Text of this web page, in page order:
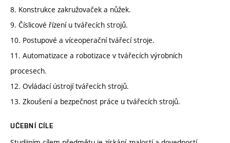
8. Konstrukce zakružovaček a nůžek.
9. Číslicové řízení u tvářecích strojů.
10. Postupové a víceoperační tvářecí stroje.
11. Automatizace a robotizace v tvářecích výrobních
procesech.
12. Ovládací ústrojí tvářecích strojů.
13. Zkoušení a bezpečnost práce u tvářecích strojů.
UČEBNÍ CÍLE